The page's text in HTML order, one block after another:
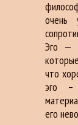
очень
Эго —
что
эго –
его